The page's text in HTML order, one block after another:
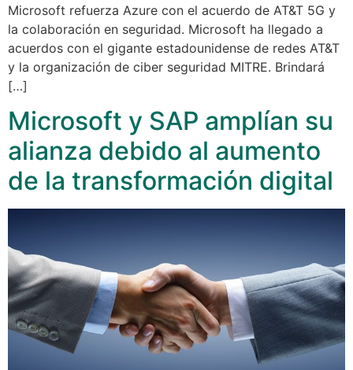
Microsoft refuerza Azure con el acuerdo de AT&T 5G y
la colaboración en seguridad. Microsoft ha llegado a
acuerdos con el gigante estadounidense de redes AT&T
y la organización de ciber seguridad MITRE. Brindará
[…]
Microsoft y SAP amplían su
alianza debido al aumento
de la transformación digital